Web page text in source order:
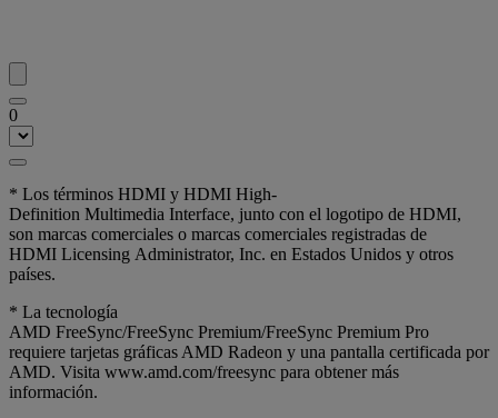
0
* Los términos HDMI y HDMI High-
Definition Multimedia Interface, junto con el logotipo de HDMI,
son marcas comerciales o marcas comerciales registradas de
HDMI Licensing Administrator, Inc. en Estados Unidos y otros
países.
* La tecnología
AMD FreeSync/FreeSync Premium/FreeSync Premium Pro
requiere tarjetas gráficas AMD Radeon y una pantalla certificada por
AMD. Visita www.amd.com/freesync para obtener más
información.